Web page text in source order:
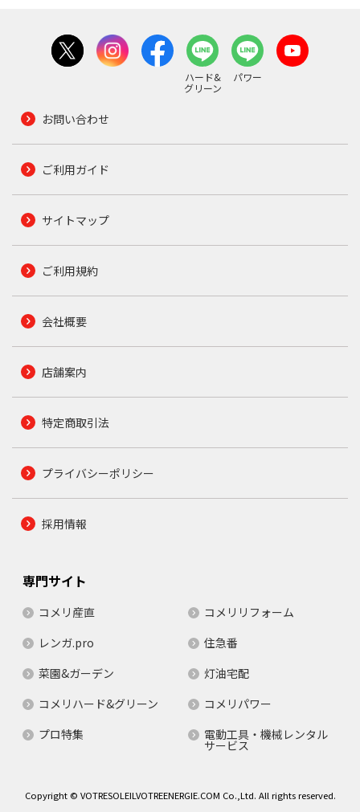
ハード&
グリーン
パワー
お問い合わせ
ご利用ガイド
サイトマップ
ご利用規約
会社概要
店舗案内
特定商取引法
プライバシーポリシー
採用情報
専門サイト
コメリ産直
コメリリフォーム
レンガ.pro
住急番
菜園&ガーデン
灯油宅配
コメリハード&グリーン
コメリパワー
プロ特集
電動工具・機械レンタル
サービス
Copyright © VOTRESOLEILVOTREENERGIE.COM Co.,Ltd. All rights reserved.